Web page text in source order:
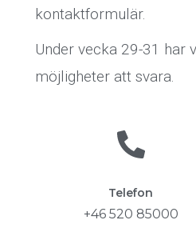
kontaktformulär.
Under vecka 29-31 har
möjligheter att svara.
Telefon
+46 520 85000